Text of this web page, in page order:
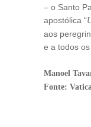
– o Santo
apostólica “
aos
e a todos
Manoel
Fonte: